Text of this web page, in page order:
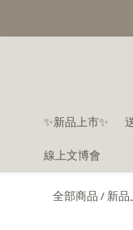
✨新品上市✨
線上文博會
全部商品 / 新品